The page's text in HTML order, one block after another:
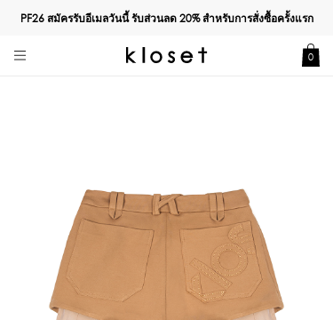
PF26 สมัครรับอีเมลวันนี้ รับส่วนลด20%สำหรับการสั่งซื้อครั้งแรก
0